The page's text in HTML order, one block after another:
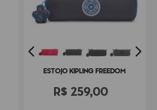
ESTOJO KIPLING FREEDOM
R$ 259,00